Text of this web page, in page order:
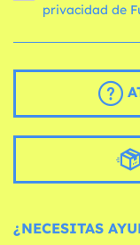
privacidad de
¿NECESITAS